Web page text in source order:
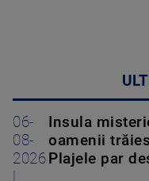
06-
08-
2026
Insula
oamenii
Plajele par